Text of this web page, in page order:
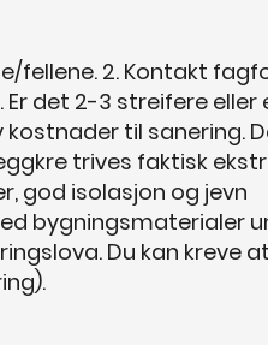
fellene. 2. Kontakt
det 2-3 streifere eller
kostnader til sanering.
trives faktisk
god isolasjon og jevn
bygningsmaterialer
Du kan kreve